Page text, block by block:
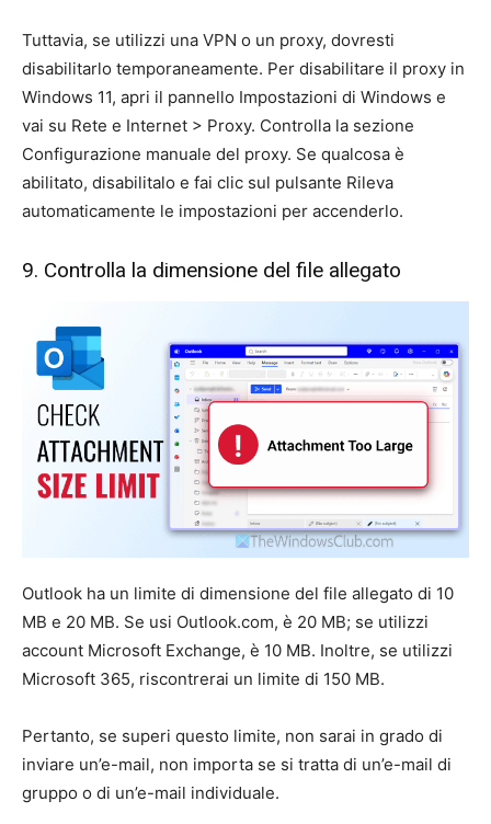
Tuttavia, se utilizzi una VPN o un proxy, dovresti
disabilitarlo temporaneamente. Per disabilitare il proxy in
Windows 11, apri il pannello Impostazioni di Windows e
vai su Rete e Internet > Proxy. Controlla la sezione
Configurazione manuale del proxy. Se qualcosa è
abilitato, disabilitalo e fai clic sul pulsante Rileva
automaticamente le impostazioni per accenderlo.
9. Controlla la dimensione del file allegato
Outlook ha un limite di dimensione del file allegato di 10
MB e 20 MB. Se usi Outlook.com, è 20 MB; se utilizzi
account Microsoft Exchange, è 10 MB. Inoltre, se utilizzi
Microsoft 365, riscontrerai un limite di 150 MB.
Pertanto, se superi questo limite, non sarai in grado di
inviare un’e-mail, non importa se si tratta di un’e-mail di
gruppo o di un’e-mail individuale.